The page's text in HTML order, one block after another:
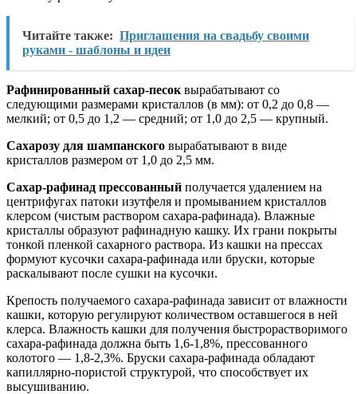
Читайте также: Приглашения на свадьбу своими
руками - шаблоны и идеи
Рафинированный сахар-песок вырабатывают со
следующими размерами кристаллов (в мм): от 0,2 до 0,8 —
мелкий; от 0,5 до 1,2 — средний; от 1,0 до 2,5 — крупный.
Сахарозу для шампанского вырабатывают в виде
кристаллов размером от 1,0 до 2,5 мм.
Сахар-рафинад прессованный получается удалением на
центрифугах патоки изутфеля и промыванием кристаллов
клерсом (чистым раствором сахара-рафинада). Влажные
кристаллы образуют рафинадную кашку. Их грани покрыты
тонкой пленкой сахарного раствора. Из кашки на прессах
формуют кусочки сахара-рафинада или бруски, которые
раскалывают после сушки на кусочки.
Крепость получаемого сахара-рафинада зависит от влажности
кашки, которую регулируют количеством оставшегося в ней
клерса. Влажность кашки для получения быстрорастворимого
сахара-рафинада должна быть 1,6-1,8%, прессованного
колотого — 1,8-2,3%. Бруски сахара-рафинада обладают
капиллярно-пористой структурой, что способствует их
высушиванию.